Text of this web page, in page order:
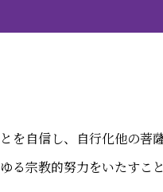
を自信し、自行化他の
宗教的努力をいたすこと